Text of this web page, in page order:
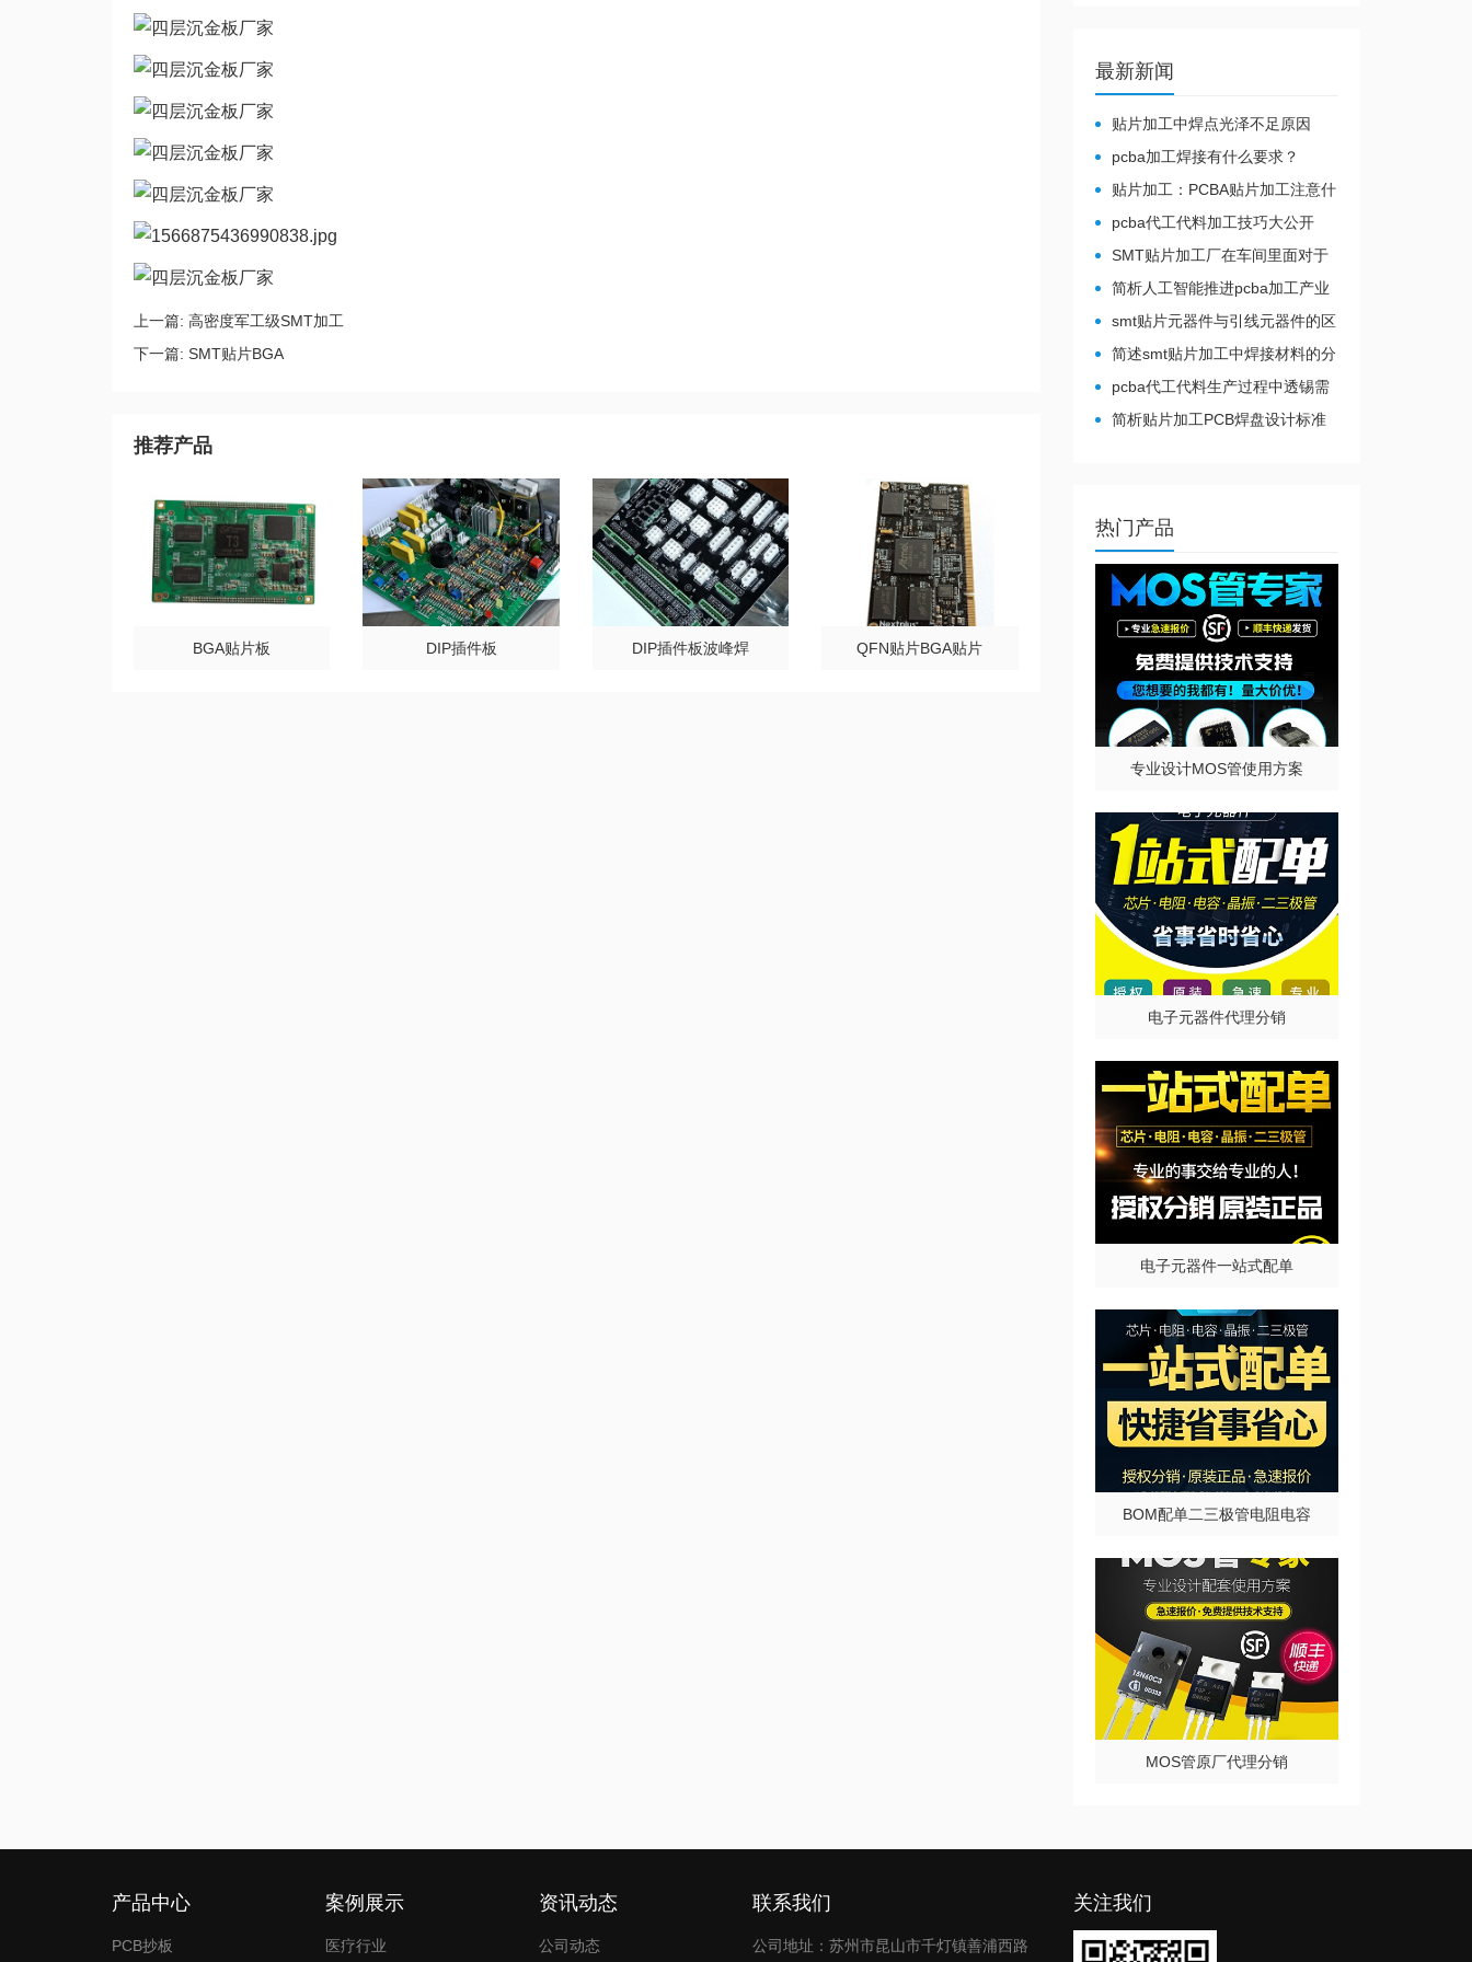
上一篇: 高密度军工级SMT加工
下一篇: SMT贴片BGA
推荐产品
BGA贴片板 DIP插件板 DIP插件板波峰焊 QFN贴片BGA贴片
最新新闻
贴片加工中焊点光泽不足原因
pcba加工焊接有什么要求？
贴片加工：PCBA贴片加工注意什
pcba代工代料加工技巧大公开
SMT贴片加工厂在车间里面对于
温湿度有哪些要求？
简析人工智能推进pcba加工产业
smt贴片元器件与引线元器件的区
简述smt贴片加工中焊接材料的分
pcba代工代料生产过程中透锡需
注意事项
简析贴片加工PCB焊盘设计标准
热门产品
专业设计MOS管使用方案
电子元器件代理分销
电子元器件一站式配单
BOM配单二三极管电阻电容
MOS管原厂代理分销
产品中心
PCB抄板
案例展示
医疗行业
资讯动态
公司动态
联系我们
公司地址：苏州市昆山市千灯镇善浦西路
关注我们